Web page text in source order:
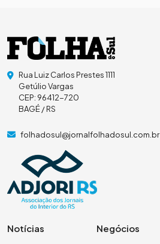
Rua Luiz Carlos Prestes 1111
Getúlio Vargas
CEP: 96412-720
BAGÉ / RS
folhadosul@jornalfolhadosul.com.br
Notícias Negócios